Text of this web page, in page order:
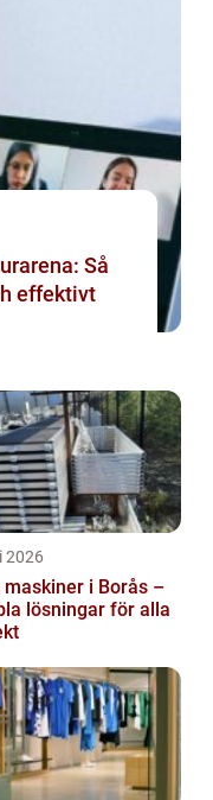
Så
effektivt
2026
maskiner i Borås –
lösningar för alla